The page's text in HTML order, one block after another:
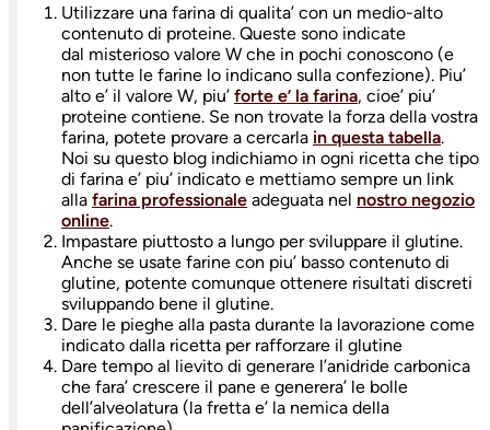
Utilizzare una farina di qualita’ con un medio-alto
contenuto di proteine. Queste sono indicate
dal misterioso valore W che in pochi conoscono (e
non tutte le farine lo indicano sulla confezione). Piu’
alto e’ il valore W, piu’ forte e’ la farina, cioe’ piu’
proteine contiene. Se non trovate la forza della vostra
farina, potete provare a cercarla in questa tabella.
Noi su questo blog indichiamo in ogni ricetta che tipo
di farina e’ piu’ indicato e mettiamo sempre un link
alla farina professionale adeguata nel nostro negozio
online.
Impastare piuttosto a lungo per sviluppare il glutine.
Anche se usate farine con piu’ basso contenuto di
glutine, potente comunque ottenere risultati discreti
sviluppando bene il glutine.
Dare le pieghe alla pasta durante la lavorazione come
indicato dalla ricetta per rafforzare il glutine
Dare tempo al lievito di generare l’anidride carbonica
che fara’ crescere il pane e generera’ le bolle
dell’alveolatura (la fretta e’ la nemica della